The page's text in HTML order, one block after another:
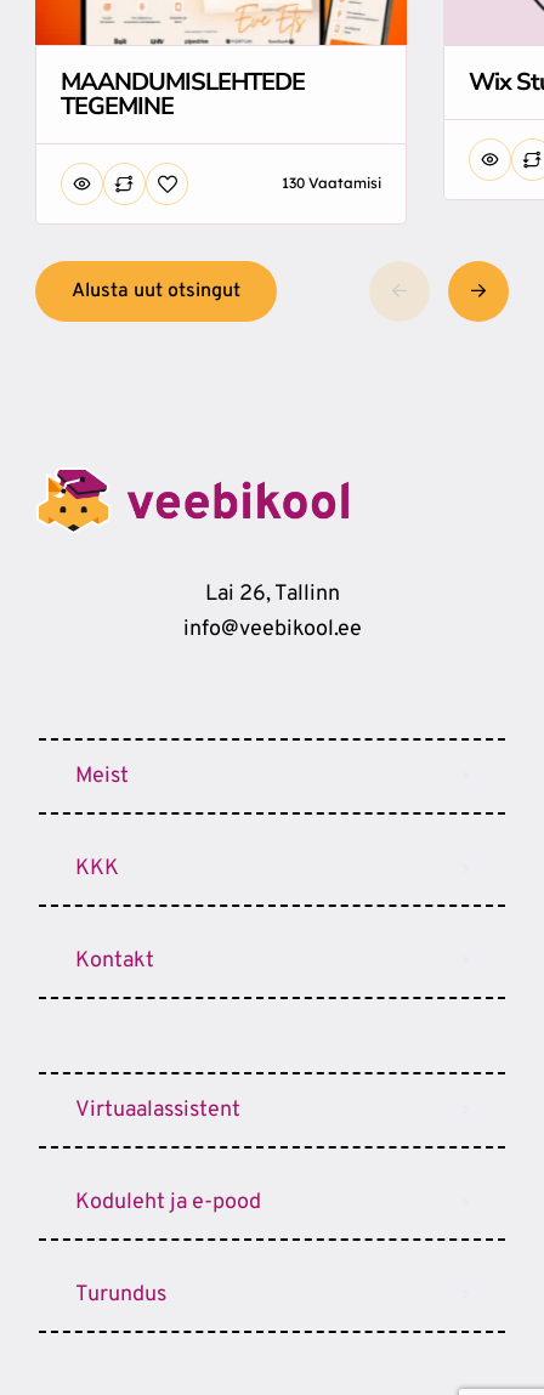
MAANDUMISLEHTEDE
TEGEMINE
130 Vaatamisi
Wix
Alusta uut otsingut
Lai 26, Tallinn
info@veebikool.ee
Meist
KKK
Kontakt
Virtuaalassistent
Koduleht ja e-pood
Turundus